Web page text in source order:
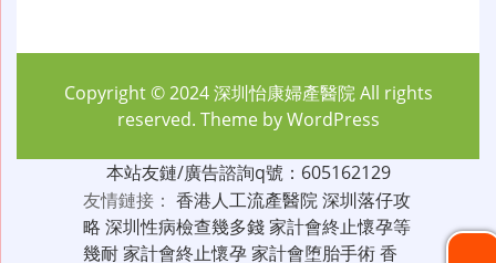
Copyright © 2024深圳怡康婦產醫院All rights
reserved. Theme byWordPress
本站友鏈/廣告諮詢q號：605162129
友情鏈接： 香港人工流產醫院深圳落仔攻
略 深圳性病檢查幾多錢家計會終止懷孕等
幾耐家計會終止懷孕家計會堕胎手術香